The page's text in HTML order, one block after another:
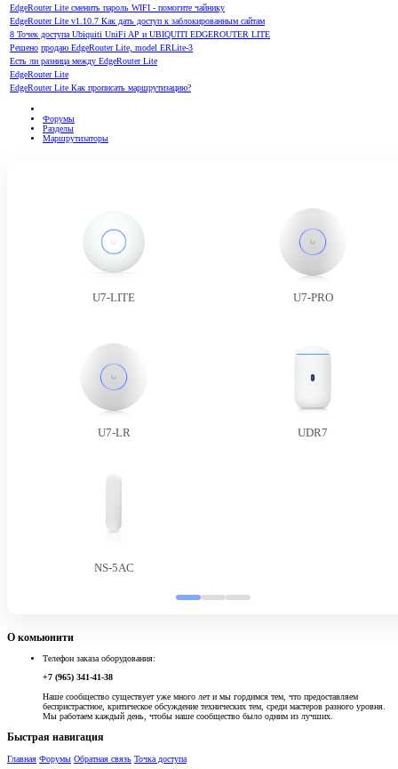
EdgeRouter Lite сменить пароль WIFI - помогите чайнику
EdgeRouter Lite v1.10.7 Как дать доступ к заблокированным сайтам
8 Точек доступа Ubiquiti UniFi AP и UBIQUITI EDGEROUTER LITE
Решено продаю EdgeRouter Lite, model ERLite-3
Есть ли разница между EdgeRouter Lite
EdgeRouter Lite
EdgeRouter Lite Как прописать маршрутизацию?
Форумы
Разделы
Маршрутизаторы
U7-LITE U7-PRO
U7-LR UDR7
NS-5AC
О комьюнити
Телефон заказа оборудования:
+7 (965) 341-41-38
Наше сообщество существует уже много лет и мы гордимся тем, что предоставляем
беспристрастное, критическое обсуждение технических тем, среди мастеров разного уровня.
Мы работаем каждый день, чтобы наше сообщество было одним из лучших.
Быстрая навигация
Главная Форумы Обратная связь Точка доступа